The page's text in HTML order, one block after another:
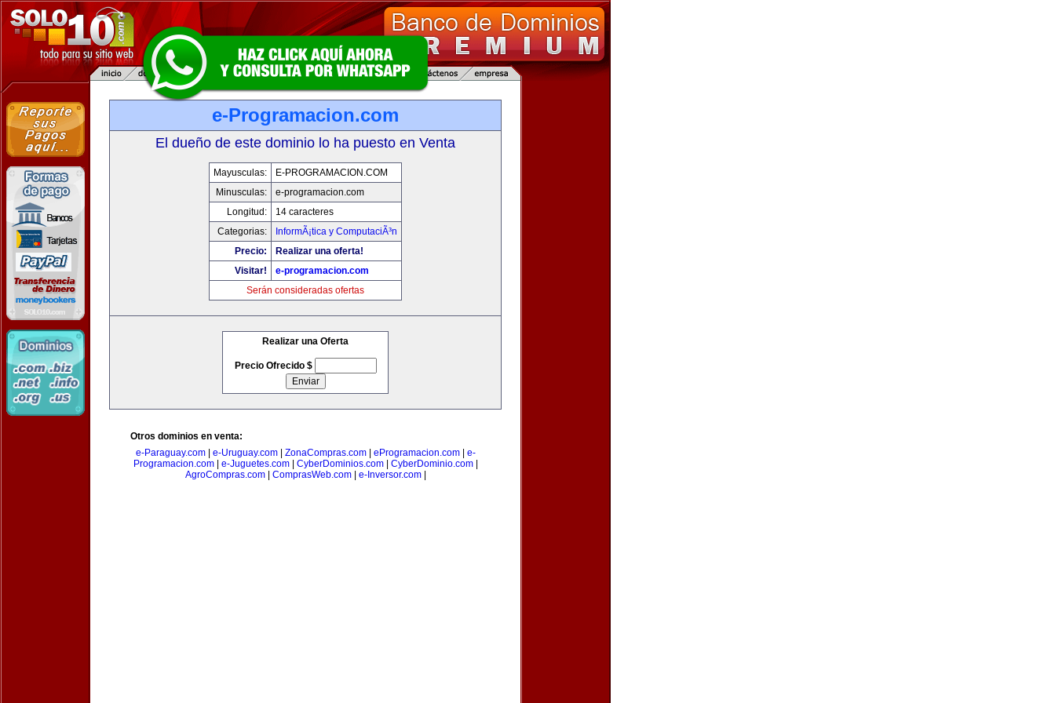
e-Programacion.com
El dueño de este dominio lo ha puesto en Venta
Mayusculas:
E-PROGRAMACION.COM
Minusculas:
e-programacion.com
Longitud:
14 caracteres
Categorias:
InformÃ¡tica y ComputaciÃ³n
Precio:
Realizar una oferta!
Visitar!
e-programacion.com
Serán consideradas ofertas
Realizar una Oferta
Precio Ofrecido $
Otros dominios en venta:
e-Paraguay.com| e-Uruguay.com| ZonaCompras.com| eProgramacion.com| e-
Programacion.com| e-Juguetes.com| CyberDominios.com| CyberDominio.com|
AgroCompras.com| ComprasWeb.com| e-Inversor.com|